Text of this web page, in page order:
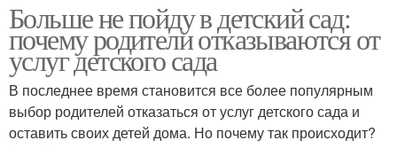
Больше не пойду в детский сад:
почему родители отказываются от
услуг детского сада
В последнее время становится все более популярным
выбор родителей отказаться от услуг детского сада и
оставить своих детей дома. Но почему так происходит?